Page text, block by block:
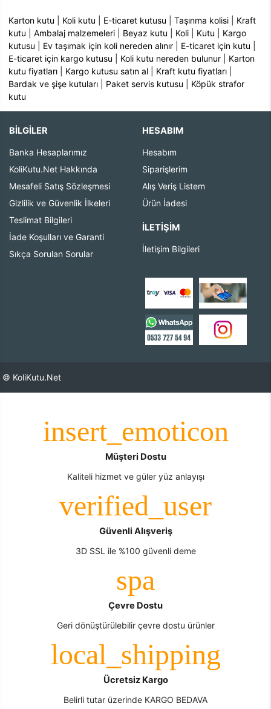
Karton kutu Koli kutu E-ticaret kutusu |Taşınma kolisi
Kraft
kutu |Ambalaj malzemeleri Beyaz kutu Koli Kutu
Kargo
kutusu
Ev taşımak için koli nereden alınır E-ticaret için kutu
E-ticaret için kargo kutusu
Koli kutu nereden bulunur
Karton
kutu fiyatları
Kargo kutusu satın al Kraft kutu fiyatları
Bardak ve şişe kutuları
Paket servis kutusu
Köpük strafor
kutu
BİLGİLER
Banka Hesaplarımız
KoliKutu.Net Hakkında
Mesafeli Satış Sözleşmesi
Gizlilik ve Güvenlik İlkeleri
Teslimat Bilgileri
İade Koşulları ve Garanti
Sıkça Sorulan Sorular
HESABIM
Hesabım
Siparişlerim
Alış Veriş Listem
Ürün İadesi
İLETIŞIM
İletişim Bilgileri
© KoliKutu.Net
Müşteri Dostu
Kaliteli hizmet ve güler yüz anlayışı
Güvenli Alışveriş
3D SSL ile %100 güvenli deme
Çevre Dostu
Geri dönüştürülebilir çevre dostu ürünler
Ücretsiz Kargo
Belirli tutar üzerinde KARGO BEDAVA